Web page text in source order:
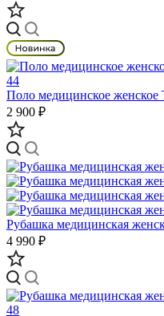
Поло медицинское женское
2 900 ₽
Рубашка медицинская
4 990 ₽